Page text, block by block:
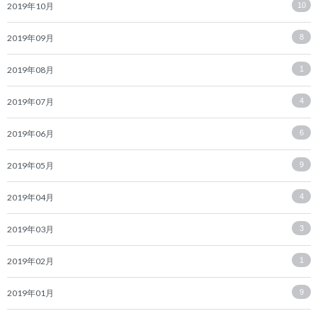
2019年10月 10
2019年09月 8
2019年08月 1
2019年07月 4
2019年06月 6
2019年05月 9
2019年04月 4
2019年03月 3
2019年02月 1
2019年01月 9